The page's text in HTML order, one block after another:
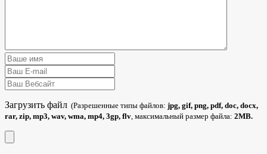
Загрузить файл (Разрешенные типы файлов: jpg, gif, png, pdf, doc, docx,
rar, zip, mp3, wav, wma, mp4, 3gp, flv, максимальный размер файла: 2MB.